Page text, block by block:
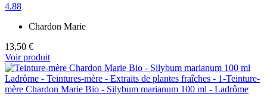
4.88
Chardon Marie
13,50 €
Voir produit